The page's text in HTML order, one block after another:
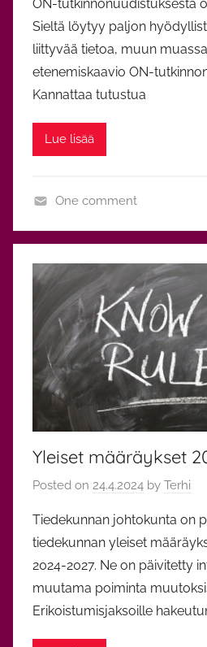
ON-tutkinnonuudistuksesta
Sieltä löytyy paljon
liittyvää tietoa, muun
etenemiskaavio ON-
Kannattaa tutustua
Lue lisää
p
i
n
t
e
i
n
One comment
Yleiset määräykset
Posted on 24.4.2024 by Terhi
Tiedekunnan johtokunta on
tiedekunnan yleiset
2024-2027. Ne on päivitetty
muutama poiminta
Erikoistumisjaksoille